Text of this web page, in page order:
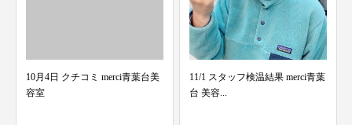
11/1 スタッフ検温結果 merci青葉
台 美容...